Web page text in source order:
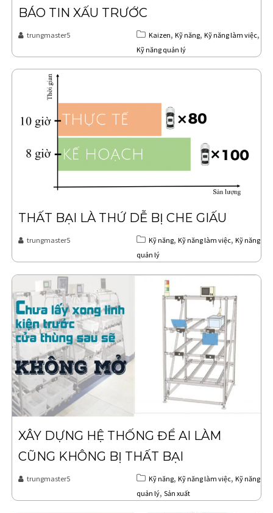
BÁO TIN XẤU TRƯỚC
trungmaster5 Kaizen, Kỹ năng, Kỹ năng làm việc,
Kỹ năng quản lý
THẤT BẠI LÀ THỨ DỄ BỊ CHE GIẤU
trungmaster5 Kỹ năng, Kỹ năng làm việc, Kỹ năng
quản lý
XÂY DỰNG HỆ THỐNG ĐỂ AI LÀM
CŨNG KHÔNG BỊ THẤT BẠI
trungmaster5 Kỹ năng, Kỹ năng làm việc, Kỹ năng
quản lý, Sản xuất